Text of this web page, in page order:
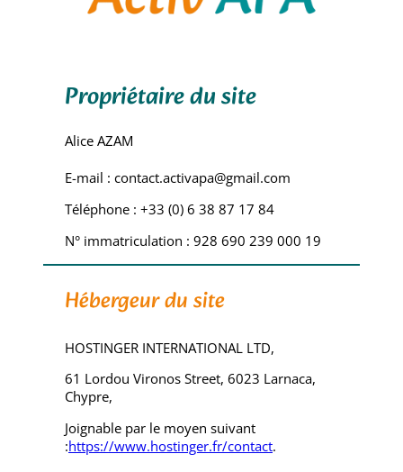
Propriétaire du site
Alice AZAM
E-mail : contact.activapa@gmail.com
Téléphone : +33 (0) 6 38 87 17 84
N° immatriculation : 928 690 239 000 19
Hébergeur du site
HOSTINGER INTERNATIONAL LTD,
61 Lordou Vironos Street, 6023 Larnaca,
Chypre,
Joignable par le moyen suivant
:https://www.hostinger.fr/contact.